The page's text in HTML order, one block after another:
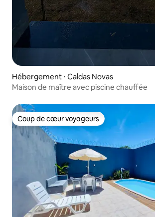
Hébergement ⋅ Caldas Novas
Maison de maître avec piscine chauffée
Coup de cœur voyageurs
Coup de cœur voyageurs